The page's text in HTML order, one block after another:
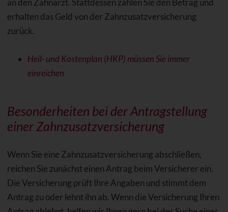
an den Zahnarzt. Stattdessen zahlen Sie den Betrag und
erhalten das Geld von der Zahnzusatzversicherung
zurück.
Heil- und Kostenplan (HKP) müssen Sie immer
einreichen
Besonderheiten bei der Antragstellung
einer Zahnzusatzversicherung
Wenn Sie eine Zahnzusatzversicherung abschließen,
reichen Sie zunächst einen Antrag beim Versicherer ein.
Die Versicherung prüft Ihre Angaben und stimmt dem
Antrag zu oder lehnt ihn ab. Wenn die Versicherung Ihren